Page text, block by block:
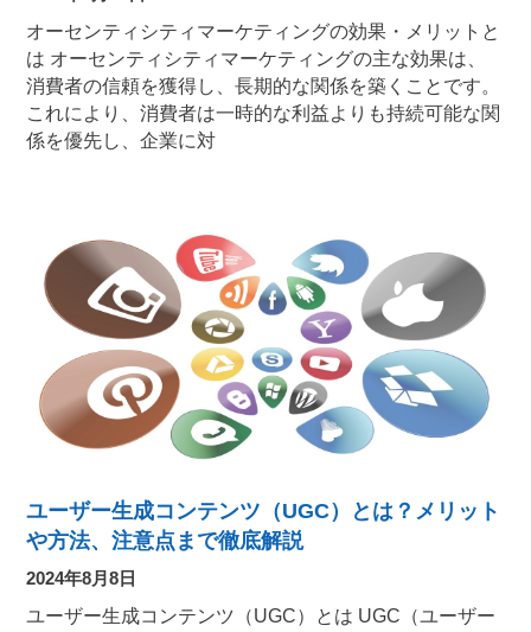
オーセンティシティマーケティングの効果・メリットと
は オーセンティシティマーケティングの主な効果は、
消費者の信頼を獲得し、長期的な関係を築くことです。
これにより、消費者は一時的な利益よりも持続可能な関
係を優先し、企業に対
ユーザー生成コンテンツ（UGC）とは？メリット
や方法、注意点まで徹底解説
2024年8月8日
ユーザー生成コンテンツ（UGC）とは UGC（ユーザー